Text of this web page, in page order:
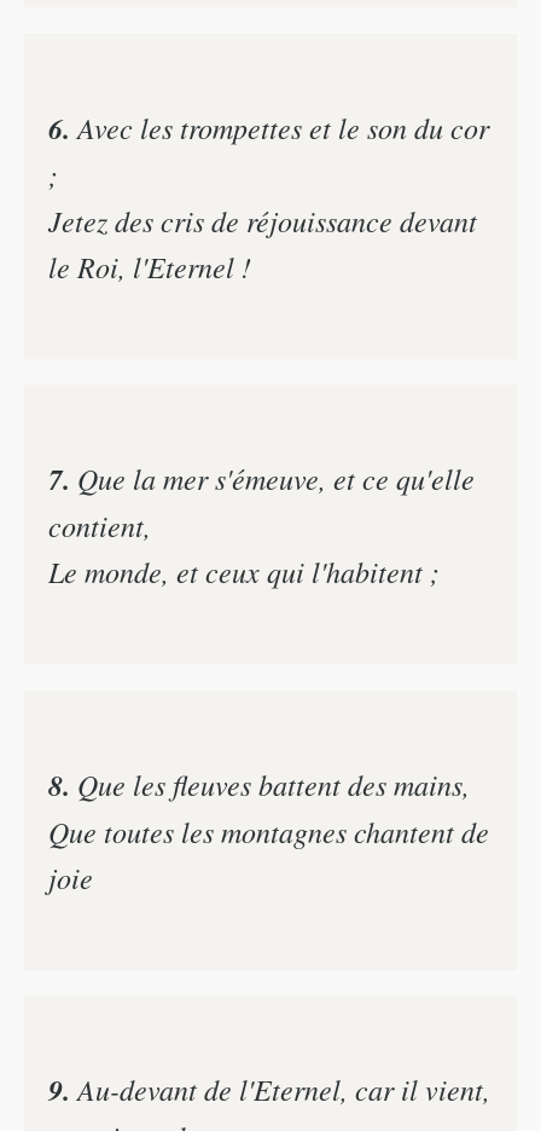
6. Avec les trompettes et le son du cor
;
Jetez des cris de réjouissance devant
le Roi, l'Eternel !
7. Que la mer s'émeuve, et ce qu'elle
contient,
Le monde, et ceux qui l'habitent ;
8. Que les fleuves battent des mains,
Que toutes les montagnes chantent de
joie
9. Au-devant de l'Eternel, car il vient,